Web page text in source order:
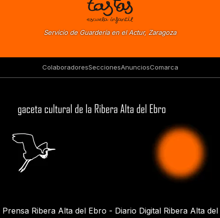
Servicio de Guardería en el Actur, Zaragoza
ColaboradoresSeccionesAnunciosComarca
Prensa Ribera Alta del Ebro - Diario Digital Ribera Alta del